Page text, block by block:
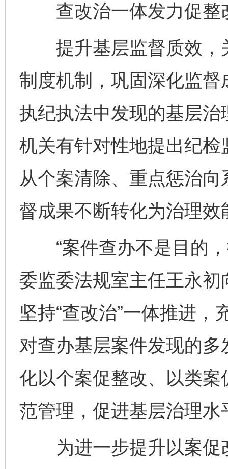
查改治一体发力促整
提升基层监督质效，
制度机制，巩固深化监
执纪执法中发现的基层
机关有针对性地提出纪
从个案清除、重点惩治
督成果不断转化为治理效
“案件查办不是目的，
委监委法规室主任王永
坚持“查改治”一体推进
对查办基层案件发现的
化以个案促整改、以类
范管理，促进基层治理水
为进一步提升以案促